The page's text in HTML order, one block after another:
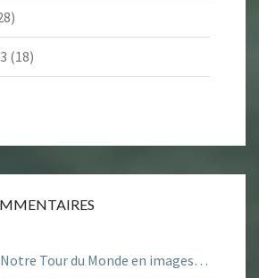
(18)
Notre Tour du Monde en images…